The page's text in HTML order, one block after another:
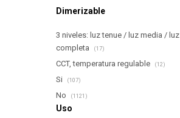
Uso
Dimerizable
3 niveles: luz tenue / luz media / luz
completa
(17)
CCT, temperatura regulable (12)
Si (107)
No (1121)